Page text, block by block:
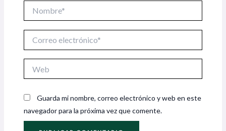
electrónico*
Guarda mi nombre, correo electrónico y web en este
navegador para la próxima vez que comente.